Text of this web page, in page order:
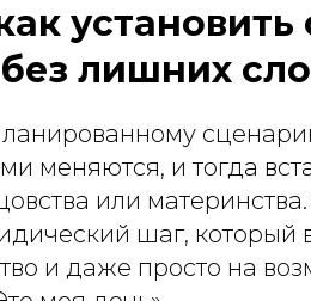
установить
лишних
меняются, и тогда
или материнства.
шаг, который
и даже просто на